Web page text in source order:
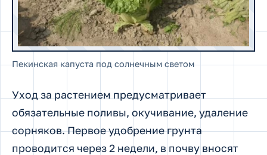
Пекинская капуста под солнечным светом
Уход за растением предусматривает
обязательные поливы, окучивание, удаление
сорняков. Первое удобрение грунта
проводится через 2 недели, в почву вносят